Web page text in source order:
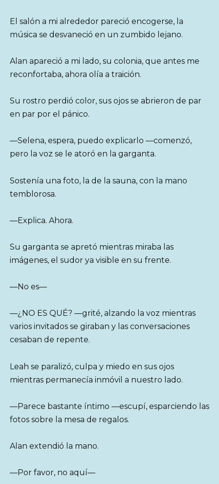
El salón a mi alrededor pareció encogerse, la
música se desvaneció en un zumbido lejano.
Alan apareció a mi lado, su colonia, que antes me
reconfortaba, ahora olía a traición.
Su rostro perdió color, sus ojos se abrieron de par
en par por el pánico.
—Selena, espera, puedo explicarlo —comenzó,
pero la voz se le atoró en la garganta.
Sostenía una foto, la de la sauna, con la mano
temblorosa.
—Explica. Ahora.
Su garganta se apretó mientras miraba las
imágenes, el sudor ya visible en su frente.
—No es—
—¿NO ES QUÉ? —grité, alzando la voz mientras
varios invitados se giraban y las conversaciones
cesaban de repente.
Leah se paralizó, culpa y miedo en sus ojos
mientras permanecía inmóvil a nuestro lado.
—Parece bastante íntimo —escupí, esparciendo las
fotos sobre la mesa de regalos.
Alan extendió la mano.
—Por favor, no aquí—